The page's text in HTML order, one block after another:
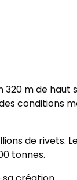
m de haut
conditions
de rivets.
tonnes.